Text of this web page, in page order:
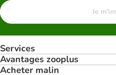
Je
Services
Avantages zooplus
Acheter malin